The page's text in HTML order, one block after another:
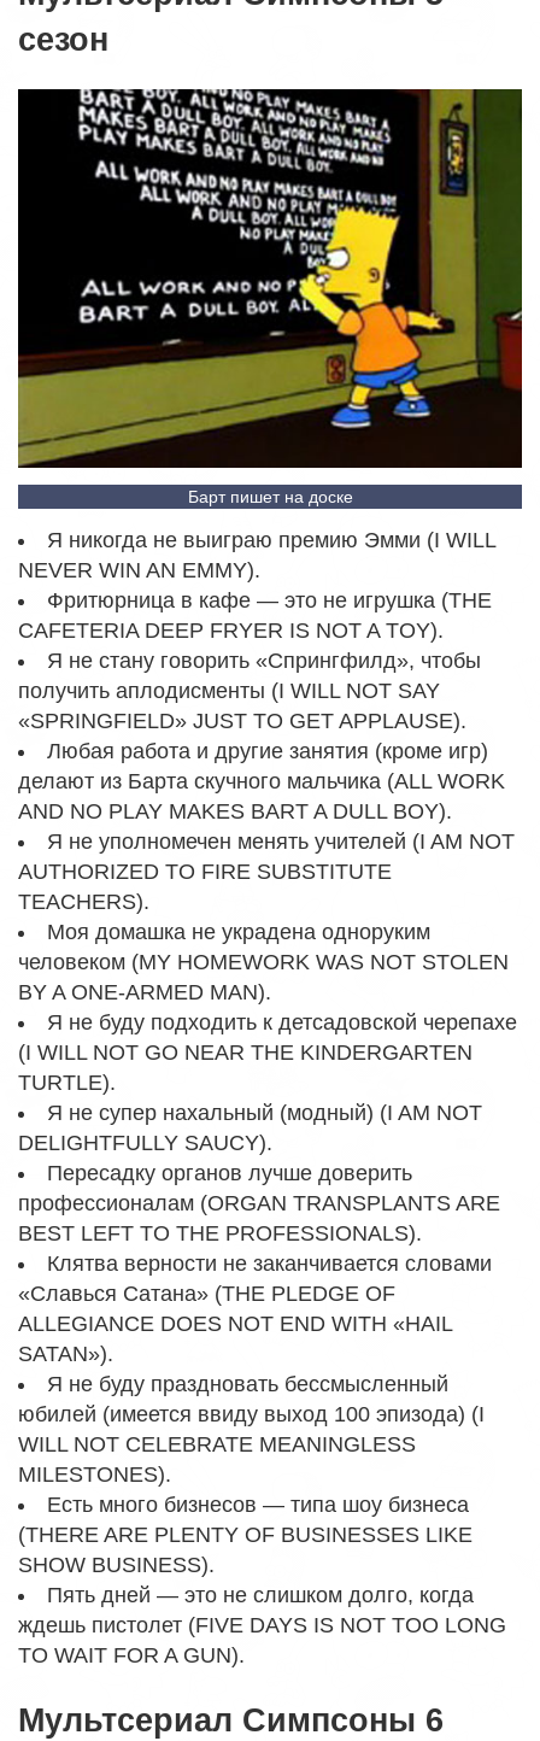
сезон
Барт пишет на доске
Я никогда не выиграю премию Эмми (I WILL
NEVER WIN AN EMMY).
Фритюрница в кафе — это не игрушка (THE
CAFETERIA DEEP FRYER IS NOT A TOY).
Я не стану говорить «Спрингфилд», чтобы
получить аплодисменты (I WILL NOT SAY
«SPRINGFIELD» JUST TO GET APPLAUSE).
Любая работа и другие занятия (кроме игр)
делают из Барта скучного мальчика (ALL WORK
AND NO PLAY MAKES BART A DULL BOY).
Я не уполномечен менять учителей (I AM NOT
AUTHORIZED TO FIRE SUBSTITUTE
TEACHERS).
Моя домашка не украдена одноруким
человеком (MY HOMEWORK WAS NOT STOLEN
BY A ONE-ARMED MAN).
Я не буду подходить к детсадовской черепахе
(I WILL NOT GO NEAR THE KINDERGARTEN
TURTLE).
Я не супер нахальный (модный) (I AM NOT
DELIGHTFULLY SAUCY).
Пересадку органов лучше доверить
профессионалам (ORGAN TRANSPLANTS ARE
BEST LEFT TO THE PROFESSIONALS).
Клятва верности не заканчивается словами
«Славься Сатана» (THE PLEDGE OF
ALLEGIANCE DOES NOT END WITH «HAIL
SATAN»).
Я не буду праздновать бессмысленный
юбилей (имеется ввиду выход 100 эпизода) (I
WILL NOT CELEBRATE MEANINGLESS
MILESTONES).
Есть много бизнесов — типа шоу бизнеса
(THERE ARE PLENTY OF BUSINESSES LIKE
SHOW BUSINESS).
Пять дней — это не слишком долго, когда
ждешь пистолет (FIVE DAYS IS NOT TOO LONG
TO WAIT FOR A GUN).
Мультсериал Симпсоны 6